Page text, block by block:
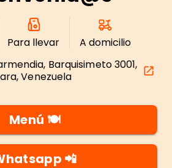
Para llevar
A domicilio
Barquisimeto 3001,
Venezuela
Menú 🍽️
📲